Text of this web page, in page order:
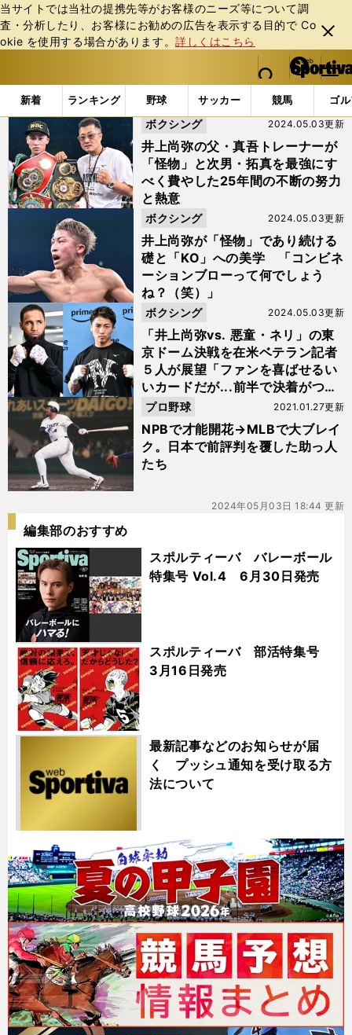
当サイトでは当社の提携先等がお客様のニーズ等について調
査・分析したり、お客様にお勧めの広告を表⽰する⽬的で Co
okie を使⽤する場合があります。詳しくはこちら
閉じ
る
web Sportiva (webスポルティーバ)
検索
マイペ
ー
ジ
メニュ
新着 ランキング 野球 サッカー 競馬 ゴ
b
ス
ル
テ
ィ
ー
バ
「#ルイス」の最新ニュース・ 情報
井上尚弥の父・真吾トレーナーが
「怪物」と次男・拓真を最強にす
べく費やした25年間の不断の努力
と熱意
2024.05.03更新
ボクシング
井上尚弥が「怪物」であり続ける
礎と「KO」への美学 「コンビネ
ーションブローって何でしょう
ね？（笑）」
2024.05.03更新
ボクシング
「井上尚弥vs. 悪童・ネリ」の東
京ドーム決戦を在米ベテラン記者
５人が展望「ファンを喜ばせるい
いカードだが...前半で決着がつく
だろう」
2024.05.03更新
ボクシング
NPBで才能開花→MLBで大ブレイ
ク。日本で前評判を覆した助っ人
たち
2021.01.27更新
プロ野球
2024年05月03日 18:44 更新
編集部のおすすめ
スポルティーバ バレーボール
特集号 Vol.4 6月30日発売
スポルティーバ 部活特集号
3月16日発売
最新記事などのお知らせが届
く プッシュ通知を受け取る方
法について